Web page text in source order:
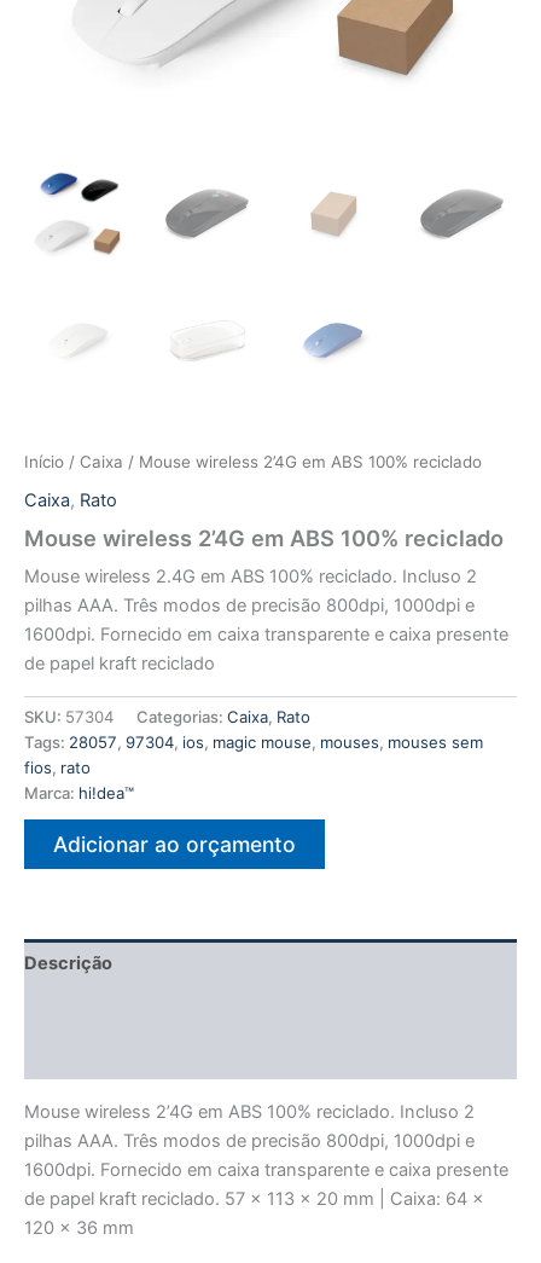
Início / Caixa / Mouse wireless 2’4G em ABS 100% reciclado
Caixa, Rato
Mouse wireless 2’4G em ABS 100% reciclado
Mouse wireless 2.4G em ABS 100% reciclado. Incluso 2
pilhas AAA. Três modos de precisão 800dpi, 1000dpi e
1600dpi. Fornecido em caixa transparente e caixa presente
de papel kraft reciclado
SKU: 57304 Categorias: Caixa, Rato
Tags: 28057, 97304, ios, magic mouse, mouses, mouses sem
fios, rato
Marca: hi!dea™
Adicionar ao orçamento
Descrição
Mouse wireless 2’4G em ABS 100% reciclado. Incluso 2
pilhas AAA. Três modos de precisão 800dpi, 1000dpi e
1600dpi. Fornecido em caixa transparente e caixa presente
de papel kraft reciclado. 57 x 113 x 20 mm | Caixa: 64 x
120 x 36 mm